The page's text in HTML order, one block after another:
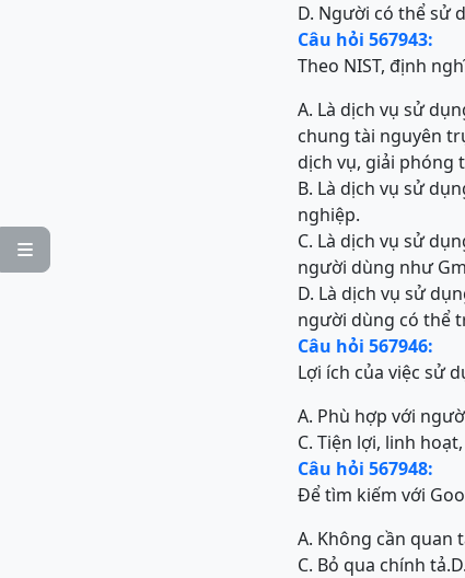

D. Người có thể sử
Câu hỏi 567943:
Theo NIST, định
A. Là dịch vụ sử
chung tài nguyên
dịch vụ, giải phóng
B. Là dịch vụ sử
nghiệp.
C. Là dịch vụ sử
người dùng như
D. Là dịch vụ sử
người dùng có thể
Câu hỏi 567946:
Lợi ích của việc sử
A. Phù hợp với
C. Tiện lợi, linh
Câu hỏi 567948:
Để tìm kiếm với
A. Không cần quan
C. Bỏ qua chính tả.